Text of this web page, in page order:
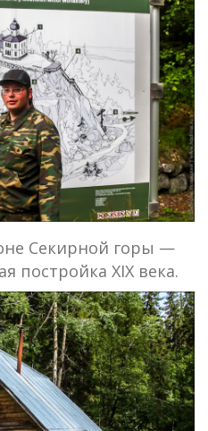
Секирной горы —
постройка XIX века.